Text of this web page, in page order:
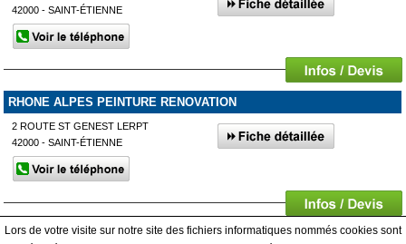
42000 - SAINT-ÉTIENNE
RHONE ALPES PEINTURE RENOVATION
2 ROUTE ST GENEST LERPT
42000 - SAINT-ÉTIENNE
Affiner votre recherche
Lors de votre visite sur notre site des fichiers informatiques nommés cookies sont